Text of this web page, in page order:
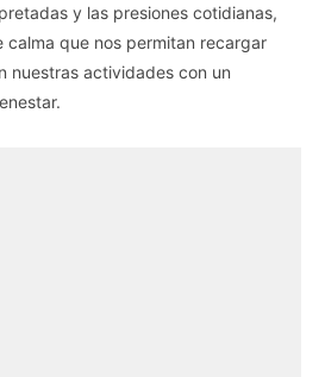
y las presiones cotidianas,
calma que nos permitan recargar
nuestras actividades con un